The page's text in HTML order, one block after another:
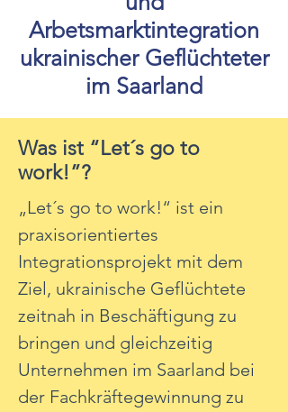
Arbetsmarktintegration
ukrainischer Geflüchteter
im Saarland
Was ist “Let´s go to
work!”?
​„Let´s go to work!“ ist ein
praxisorientiertes
Integrationsprojekt mit dem
Ziel, ukrainische Geflüchtete
zeitnah in Beschäftigung zu
bringen und gleichzeitig
Unternehmen im Saarland bei
der Fachkräftegewinnung zu